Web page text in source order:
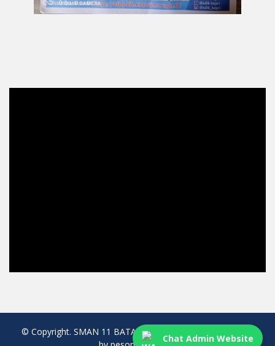
Chat Admin Website
© Copyright. SMAN 11 BATAM. All rights reserved. created